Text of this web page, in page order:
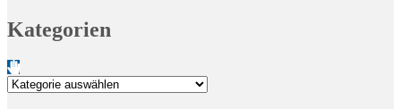
Kategorien
Kategorien